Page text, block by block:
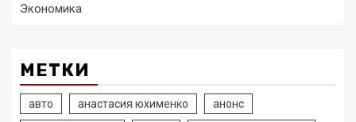
Экономика
МЕТКИ
авто анастасия юхименко анонс